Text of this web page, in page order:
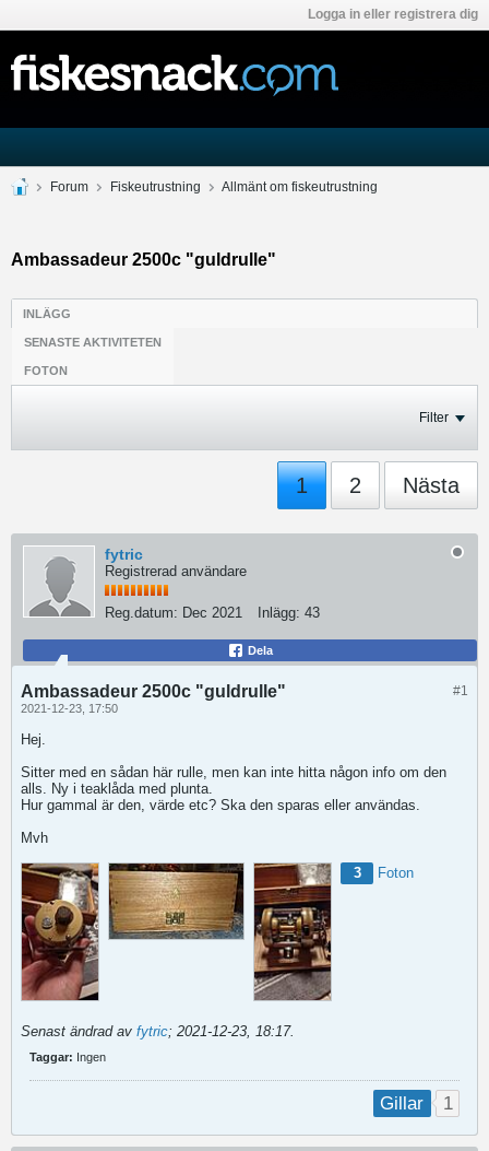
Logga in eller registrera dig
Forum Fiskeutrustning Allmänt om fiskeutrustning
Ambassadeur 2500c "guldrulle"
INLÄGG
SENASTE AKTIVITETEN
FOTON
Filter
1 2 Nästa
fytric
Registrerad användare
Reg.datum: Dec 2021 Inlägg: 43
Dela
#1
Ambassadeur 2500c "guldrulle"
2021-12-23, 17:50
Hej.
Sitter med en sådan här rulle, men kan inte hitta någon info om den
alls. Ny i teaklåda med plunta.
Hur gammal är den, värde etc? Ska den sparas eller användas.
Mvh
3 Foton
Senast ändrad av fytric; 2021-12-23, 18:17.
Taggar: Ingen
Gillar 1